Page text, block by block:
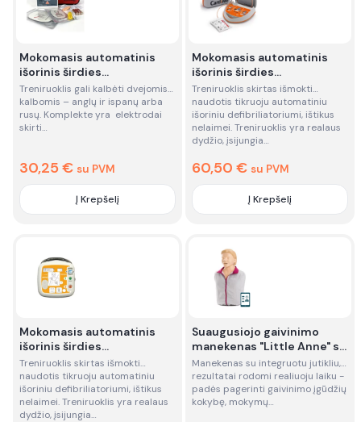
Mokomasis automatinis
išorinis širdies
defibriliatorius (AED) -
nuoma
Treniruoklis gali kalbėti dvejomis
kalbomis – anglų ir ispanų arba
rusų. Komplekte yra elektrodai
skirti…
30,25€ su PVM
Quantity Į Krepšelį
Mokomasis automatinis
išorinis širdies
defibriliatorius CardiAid
(AED) - nuoma
Treniruoklis skirtas išmokti
naudotis tikruoju automatiniu
išoriniu defibriliatoriumi, ištikus
nelaimei. Treniruoklis yra realaus
dydžio, įsijungia…
60,50 € su PVM
Quantity Į Krepšelį
Mokomasis automatinis
išorinis širdies
defibriliatorius MEPAD
(AED) - nuoma
Treniruoklis skirtas išmokti
naudotis tikruoju automatiniu
išoriniu defibriliatoriumi, ištikus
nelaimei. Treniruoklis yra realaus
dydžio, įsijungia…
Suaugusiojo gaivinimo
manekenas "Little Anne" su
integruotu jutikliu - nuoma
Manekenas su integruotu jutikliu,
rezultatai rodomi realiuoju laiku -
padės pagerinti gaivinimo įgūdžių
kokybę, mokymų…